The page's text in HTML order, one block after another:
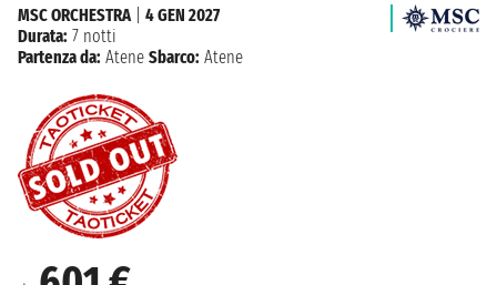
MSC ORCHESTRA| 4 GEN 2027
Durata: 7 notti
Partenza da: Atene Sbarco: Atene